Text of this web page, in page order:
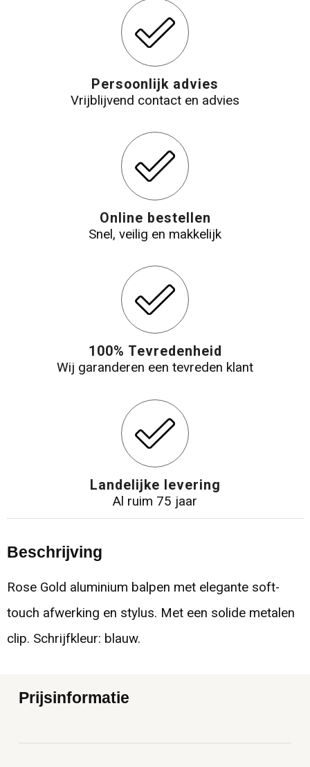
Persoonlijk advies
Vrijblijvend contact en advies
Online bestellen
Snel, veilig en makkelijk
100% Tevredenheid
Wij garanderen een tevreden klant
Landelijke levering
Al ruim 75 jaar
Beschrijving
Rose Gold aluminium balpen met elegante soft-
touch afwerking en stylus. Met een solide metalen
clip. Schrijfkleur: blauw.
Prijsinformatie